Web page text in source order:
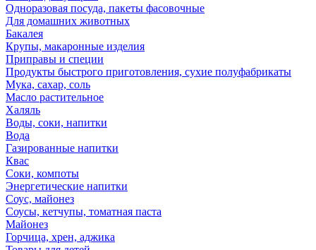
Одноразовая посуда, пакеты фасовочные
Для домашних животных
Бакалея
Крупы, макаронные изделия
Приправы и специи
Продукты быстрого приготовления, сухие полуфабрикаты
Мука, сахар, соль
Масло растительное
Халяль
Воды, соки, напитки
Вода
Газированные напитки
Квас
Соки, компоты
Энергетические напитки
Соус, майонез
Соусы, кетчупы, томатная паста
Майонез
Горчица, хрен, аджика